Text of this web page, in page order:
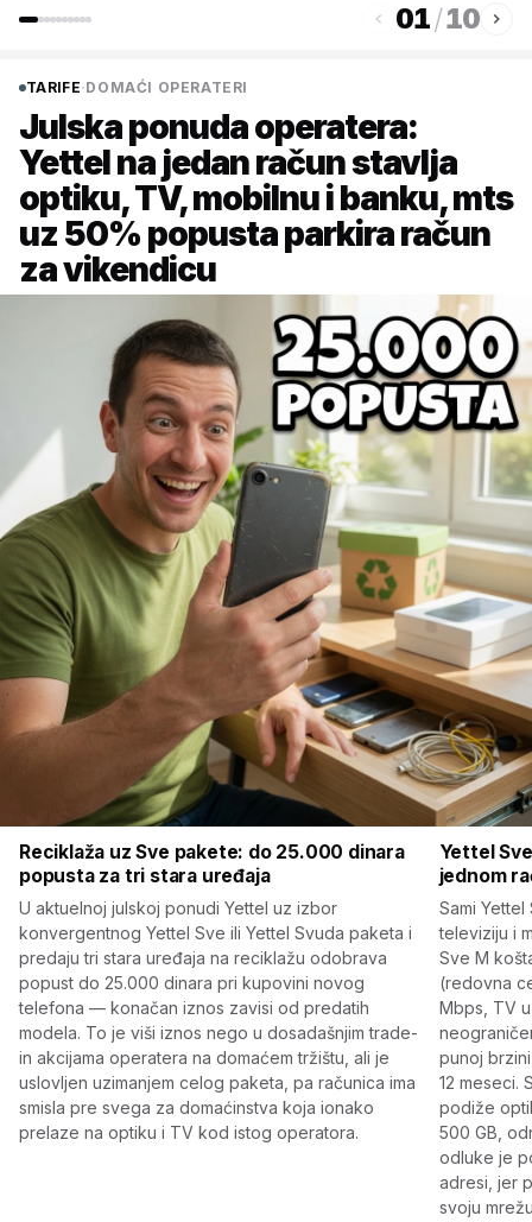
01/10
TARIFE·DOMAĆI OPERATERI
Julska ponuda operatera:
Yettel na jedan račun stavlja
optiku, TV, mobilnu i banku, mts
uz 50% popusta parkira račun
za vikendicu
Reciklaža uz Sve pakete: do 25.000 dinara
popusta za tri stara uređaja
U aktuelnoj julskoj ponudi Yettel uz izbor
konvergentnog Yettel Sve ili Yettel Svuda paketa i
predaju tri stara uređaja na reciklažu odobrava
popust do 25.000 dinara pri kupovini novog
telefona — konačan iznos zavisi od predatih
modela. To je viši iznos nego u dosadašnjim trade-
in akcijama operatera na domaćem tržištu, ali je
uslovljen uzimanjem celog paketa, pa računica ima
smisla pre svega za domaćinstva koja ionako
prelaze na optiku i TV kod istog operatora.
Yettel
jednom
Sami
televiziju i
Sve M
(redovna
Mbps, TV
punoj
12 meseci.
podiže
500 GB,
odluke je
adresi, jer
svoju